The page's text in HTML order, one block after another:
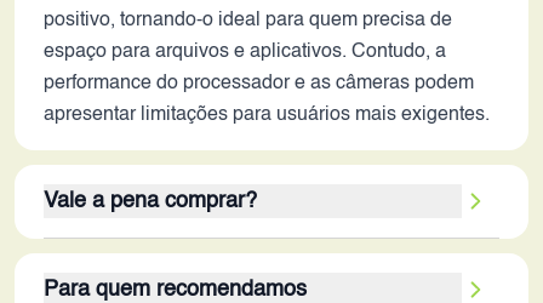
positivo, tornando-o ideal para quem precisa de
espaço para arquivos e aplicativos. Contudo, a
performance do processador e as câmeras podem
apresentar limitações para usuários mais exigentes.
Vale a pena comprar?
pode valer a pena para um público específico. Os
Para quem recomendamos